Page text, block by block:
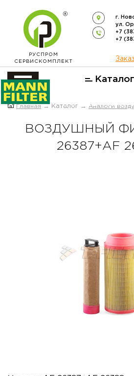
РУСПРОМ
СЕРВИСКОМПЛЕКТ
г.
ул.
+7
+7
Каталог
ОФИЦИАЛЬНЫЙ
Главная → Каталог → Аналоги
ВОЗДУШНЫЙ
26387+AF